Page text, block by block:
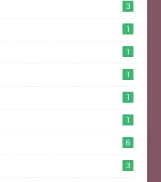
3
1
1
1
1
1
6
3